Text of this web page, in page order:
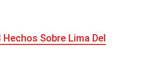
Hechos Sobre Lima Del